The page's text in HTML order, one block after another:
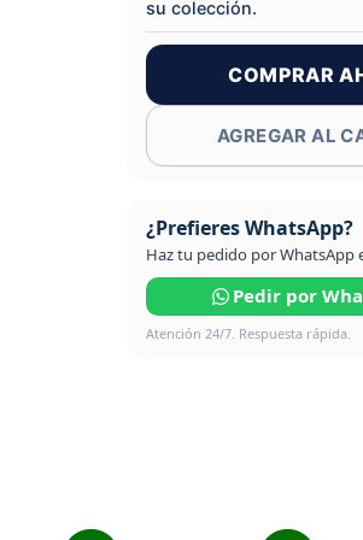
su colección.
COMPRAR
AGREGAR AL
¿Prefieres WhatsApp?
Haz tu pedido por WhatsApp
Pedir por
Atención 24/7. Respuesta rápida.